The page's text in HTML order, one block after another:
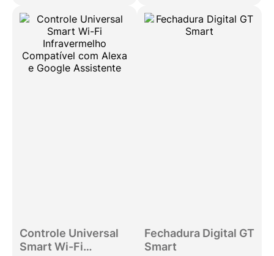
Controle Universal
Smart Wi-Fi
Fechadura Digital GT
Smart